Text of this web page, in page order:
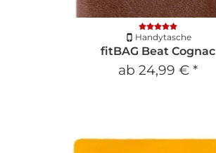
Handytasche
fitBAG Beat Cognac
ab 24,99 € *